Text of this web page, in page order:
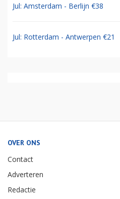
Jul: Amsterdam - Berlijn €38
Jul: Rotterdam - Antwerpen €21
OVER ONS
Contact
Adverteren
Redactie